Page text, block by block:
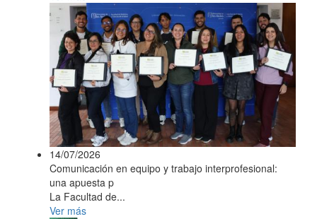
14/07/2026
Comunicación en equipo y trabajo interprofesional:
una apuesta p
La Facultad de...
Ver más